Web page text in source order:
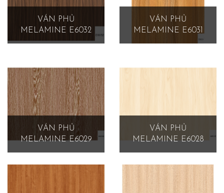
VÁN PHỦ
MELAMINE E6032
VÁN PHỦ
MELAMINE E6031
VÁN PHỦ
MELAMINE E6029
VÁN PHỦ
MELAMINE E6028